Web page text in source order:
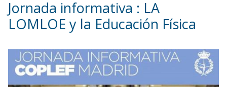
Jornada informativa : LA
LOMLOE y la Educación Física